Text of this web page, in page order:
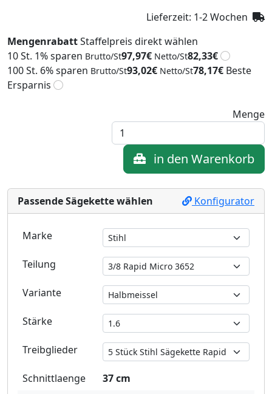
Lieferzeit: 1-2 Wochen
MengenrabattStaffelpreis direkt wählen
10 St. 1% sparen Brutto/St97,97€ Netto/St82,33€
100 St. 6% sparen Brutto/St93,02€ Netto/St78,17€ Beste
Ersparnis
Menge
in den Warenkorb
Passende Sägekette wählen Konfigurator
Marke
Teilung
Variante
Stärke
Treibglieder
Schnittlaenge
37 cm